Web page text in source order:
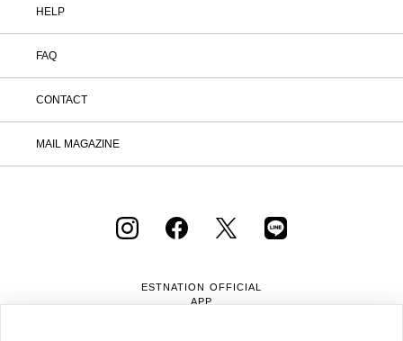
HELP
FAQ
CONTACT
MAIL MAGAZINE
ESTNATION OFFICIAL
APP